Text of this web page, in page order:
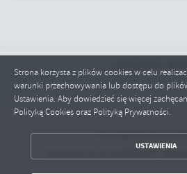
Strona korzysta z plików cookies w celu
warunki przechowywania lub dostępu do
Ustawienia. Aby dowiedzieć się więcej
Polityką Cookies oraz Polityką Prywatności.
USTAWIENIA
Copyright by